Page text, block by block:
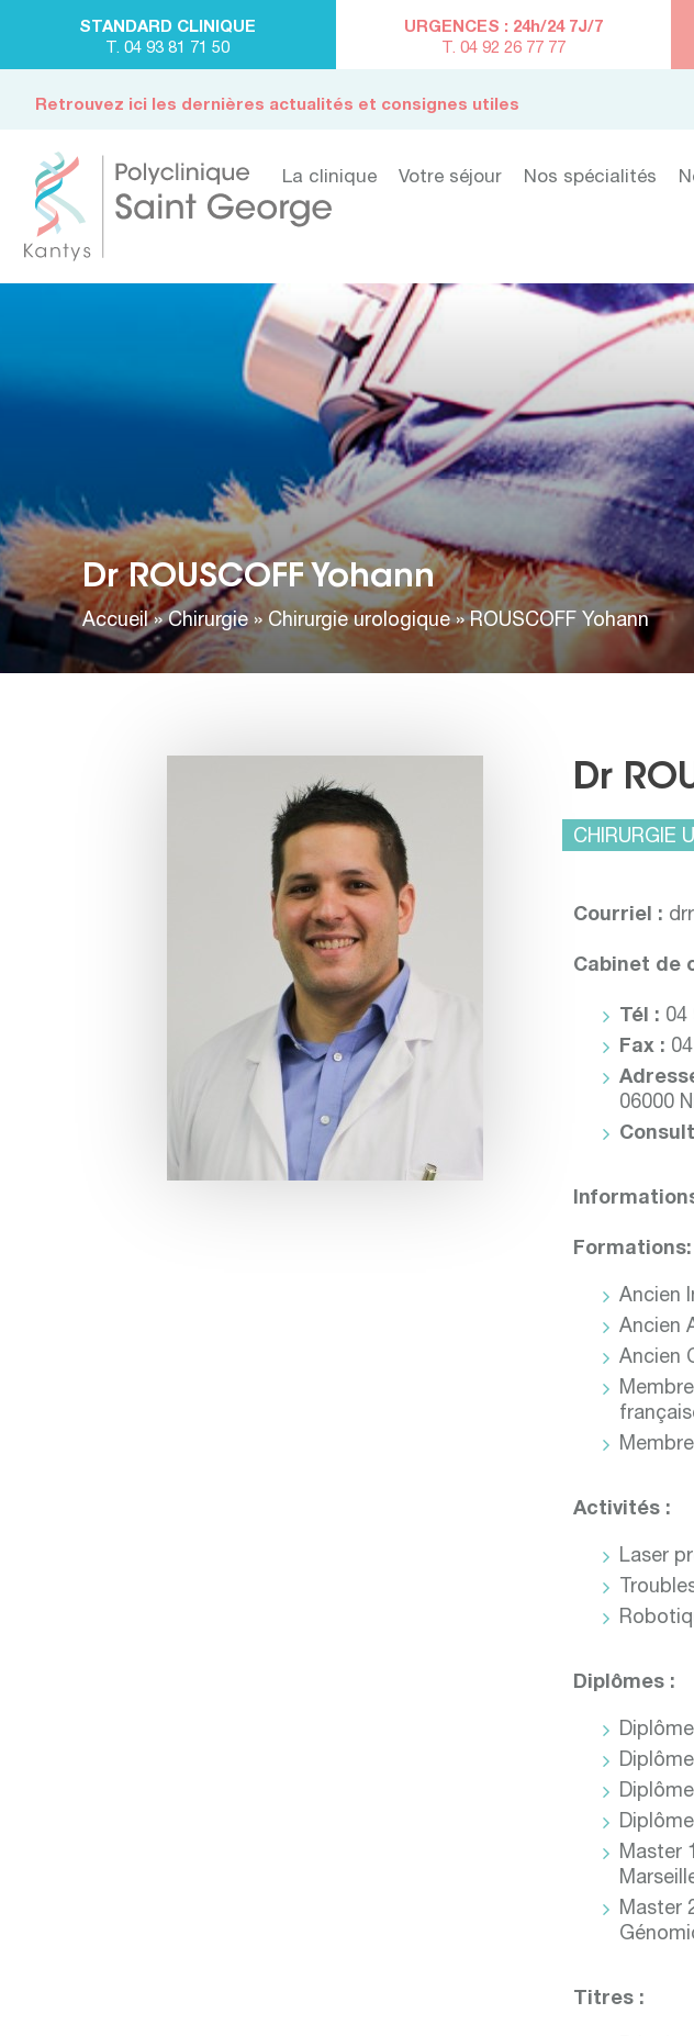
STANDARD CLINIQUE
T. 04 93 81 71 50
URGENCES : 24h/24 7J/7
T. 04 92 26 77 77
Retrouvez ici les dernières actualités et consignes utiles
La clinique Votre séjour Nos spécialités
Dr ROUSCOFF Yohann
Accueil»Chirurgie »Chirurgie urologique»ROUSCOFF Yohann
Dr
CHIRURGIE
Courriel :
Cabinet de
Tél : 04
Fax :
06000
Formations:
Ancien
Ancien
Ancien
Activités :
Laser
Diplômes :
Master
Master
Titres :